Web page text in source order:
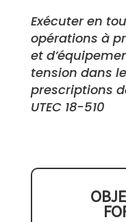
Exécuter en
opérations à
et
tension dans
prescriptions
UTEC 18-510